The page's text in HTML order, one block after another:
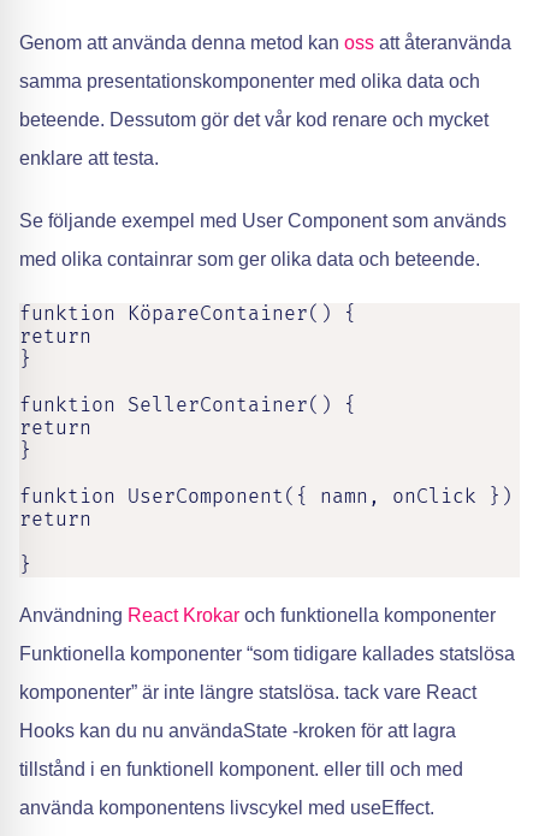
Genom att använda denna metod kan oss att återanvända
samma presentationskomponenter med olika data och
beteende. Dessutom gör det vår kod renare och mycket
enklare att testa.
Se följande exempel med User Component som används
med olika containrar som ger olika data och beteende.
funktion KöpareContainer() {
return
}
funktion SellerContainer() {
return
}
funktion UserComponent({ namn, onClick }) {
return
}
Användning React Krokar och funktionella komponenter
Funktionella komponenter “som tidigare kallades statslösa
komponenter” är inte längre statslösa. tack vare React
Hooks kan du nu användaState -kroken för att lagra
tillstånd i en funktionell komponent. eller till och med
använda komponentens livscykel med useEffect.